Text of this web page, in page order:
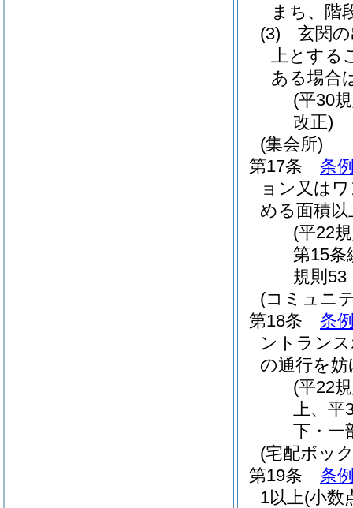
まち、階
(3)
玄関
上とする
ある場合
(平30
改正)
(集会所)
第17条
条
ョン又は
める面積
(平22
第15条
規則53
(コミュニ
第18条
条
ントラン
の通行を
(平22
上、平
下・一
(宅配ボッ
第19条
条
1以上(小数